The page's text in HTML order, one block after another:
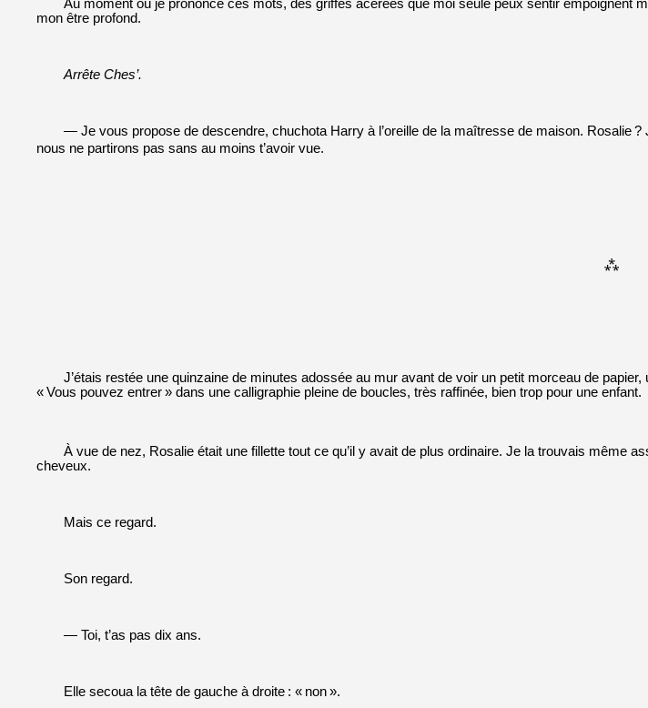
Au moment où je prononce ces mots, des griffes acérées que moi seule peux sentir
mon être profond.
Arrête Ches’.
— Je vous propose de descendre, chuchota Harry à l’oreille de la maîtresse de maison. Rosalie ?
nous ne partirons pas sans au moins t’avoir vue.
⁂
J’étais restée une quinzaine de minutes adossée au mur avant de voir un petit morceau de
«Vous pouvez entrer» dans une calligraphie pleine de boucles, très raffinée, bien trop pour une enfant.
À vue de nez, Rosalie était une fillette tout ce qu’il y avait de plus ordinaire. Je la trouvais même
cheveux.
Mais ce regard.
Son regard.
— Toi, t’as pas dix ans.
Elle secoua la tête de gauche à droite : « non ».